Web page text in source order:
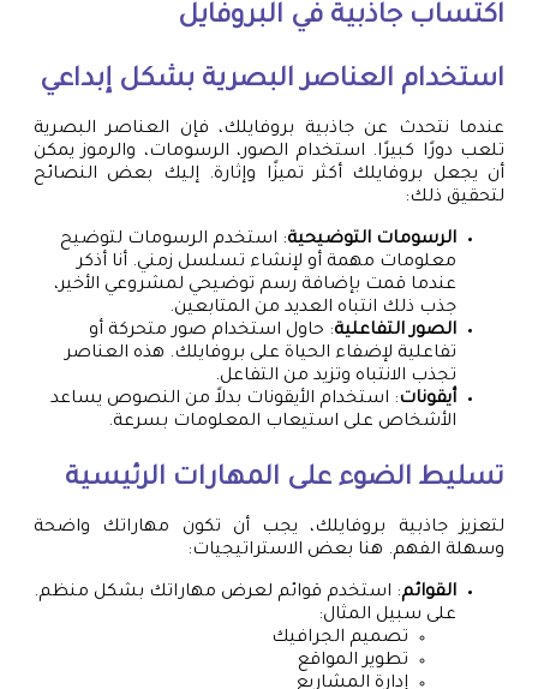
اكتساب جاذبية في البروفايل
استخدام العناصر البصرية بشكل إبداعي
عندما نتحدث عن جاذبية بروفايلك، فإن العناصر البصرية
تلعب دورًا كبيرًا. استخدام الصور، الرسومات، والرموز يمكن
أن يجعل بروفايلك أكثر تميزًا وإثارة. إليك بعض النصائح
لتحقيق ذلك:
الرسومات التوضيحية: استخدم الرسومات لتوضيح
معلومات مهمة أو لإنشاء تسلسل زمني. أنا أذكر
عندما قمت بإضافة رسم توضيحي لمشروعي الأخير،
جذب ذلك انتباه العديد من المتابعين.
الصور التفاعلية: حاول استخدام صور متحركة أو
تفاعلية لإضفاء الحياة على بروفايلك. هذه العناصر
تجذب الانتباه وتزيد من التفاعل.
أيقونات: استخدام الأيقونات بدلاً من النصوص يساعد
الأشخاص على استيعاب المعلومات بسرعة.
تسليط الضوء على المهارات الرئيسية
لتعزيز جاذبية بروفايلك، يجب أن تكون مهاراتك واضحة
وسهلة الفهم. هنا بعض الاستراتيجيات:
القوائم: استخدم قوائم لعرض مهاراتك بشكل منظم.
على سبيل المثال:
تصميم الجرافيك
تطوير المواقع
إدارة المشاريع